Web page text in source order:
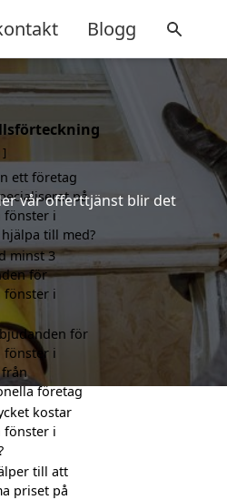
Blogg
vår offerttjänst blir det
ett företag
på
fönster i
till med?
minst 3
för
fönster i
för
fönster i
företag
kostar
fönster i
till att
priset på